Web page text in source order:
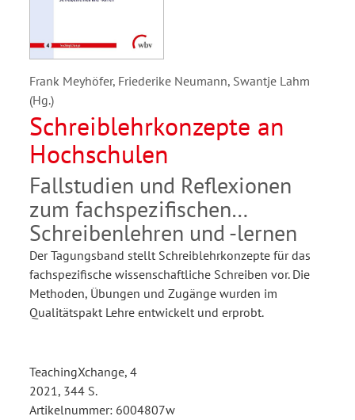
Frank Meyhöfer, Friederike Neumann, Swantje Lahm
(Hg.)
Schreiblehrkonzepte an
Hochschulen
Fallstudien und Reflexionen
zum fachspezifischen
Schreibenlehren und -lernen
Der Tagungsband stellt Schreiblehrkonzepte für das
fachspezifische wissenschaftliche Schreiben vor. Die
Methoden, Übungen und Zugänge wurden im
Qualitätspakt Lehre entwickelt und erprobt.
TeachingXchange, 4
2021, 344 S.
Artikelnummer: 6004807w